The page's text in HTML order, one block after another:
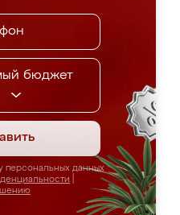
бюджет
персональных данных